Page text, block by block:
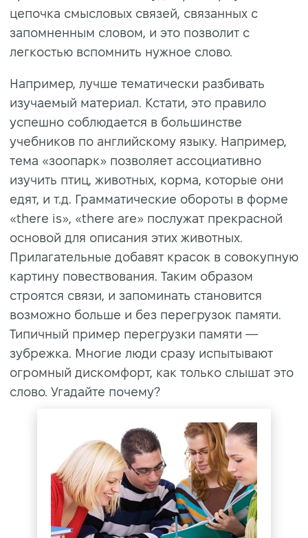
цепочка смысловых связей, связанных с
запомненным словом, и это позволит с
легкостью вспомнить нужное слово.
Например, лучше тематически разбивать
изучаемый материал. Кстати, это правило
успешно соблюдается в большинстве
учебников по английскому языку. Например,
тема «зоопарк» позволяет ассоциативно
изучить птиц, животных, корма, которые они
едят, и т.д. Грамматические обороты в форме
«there is», «there are» послужат прекрасной
основой для описания этих животных.
Прилагательные добавят красок в совокупную
картину повествования. Таким образом
строятся связи, и запоминать становится
возможно больше и без перегрузок памяти.
Типичный пример перегрузки памяти —
зубрежка. Многие люди сразу испытывают
огромный дискомфорт, как только слышат это
слово. Угадайте почему?